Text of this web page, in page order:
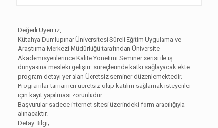
Değerli Üyemiz,
Kütahya Dumlupınar Üniversitesi Süreli Eğitim Uygulama ve
Araştırma Merkezi Müdürlüğü tarafından Üniversite
Akademisyenlerince Kalite Yönetimi Seminer serisi ile iş
dünyasına mesleki gelişim süreçlerinde katkı sağlayacak ekte
program detayı yer alan Ücretsiz seminer düzenlemektedir.
Programlar tamamen ücretsiz olup katılım sağlamak isteyenler
için kayıt yapılması zorunludur.
Başvurular sadece internet sitesi üzerindeki form aracılığıyla
alınacaktır.
Detay Bilgi;